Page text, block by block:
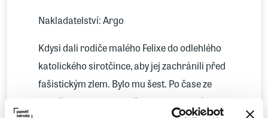
Nakladatelství: Argo
Kdysi dali rodiče malého Felixe do odlehlého
katolického sirotčince, aby jej zachránili před
fašistickým zlem. Bylo mu šest. Po čase ze
sirotčince utekl, aby našel maminku a tátu.